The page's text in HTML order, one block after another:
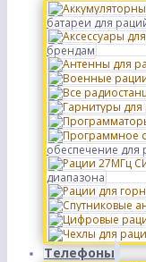
батареи для
брендам
обеспечение для
диапазона
Телефоны